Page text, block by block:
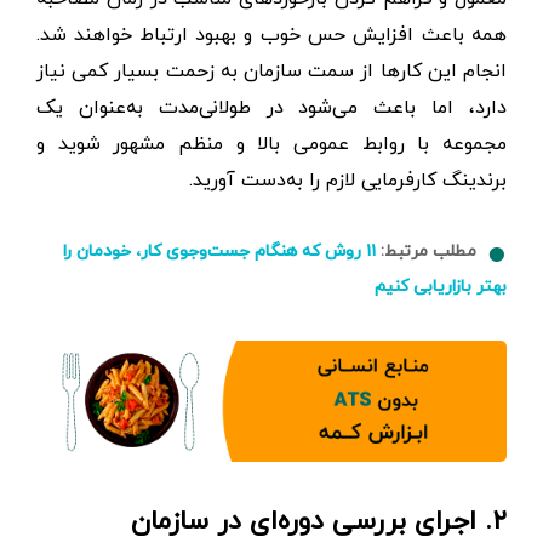
همه باعث افزایش حس خوب و بهبود ارتباط خواهند شد.
انجام این کارها از سمت سازمان به زحمت بسیار کمی نیاز
دارد، اما باعث می‌شود در طولانی‌مدت به‌عنوان یک
مجموعه با روابط عمومی بالا و منظم مشهور شوید و
برندینگ کارفرمایی لازم را به‌دست آورید.
مطلب مرتبط:
۱۱ روش که هنگام جست‌وجوی کار، خودمان را
بهتر بازاریابی کنیم
۲. اجرای بررسی دوره‌ای در سازمان